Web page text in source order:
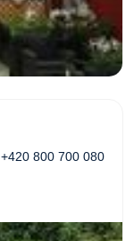
+420 800 700 080